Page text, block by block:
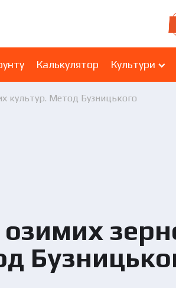
Калькулятор Культури
культур. Метод Бузницького